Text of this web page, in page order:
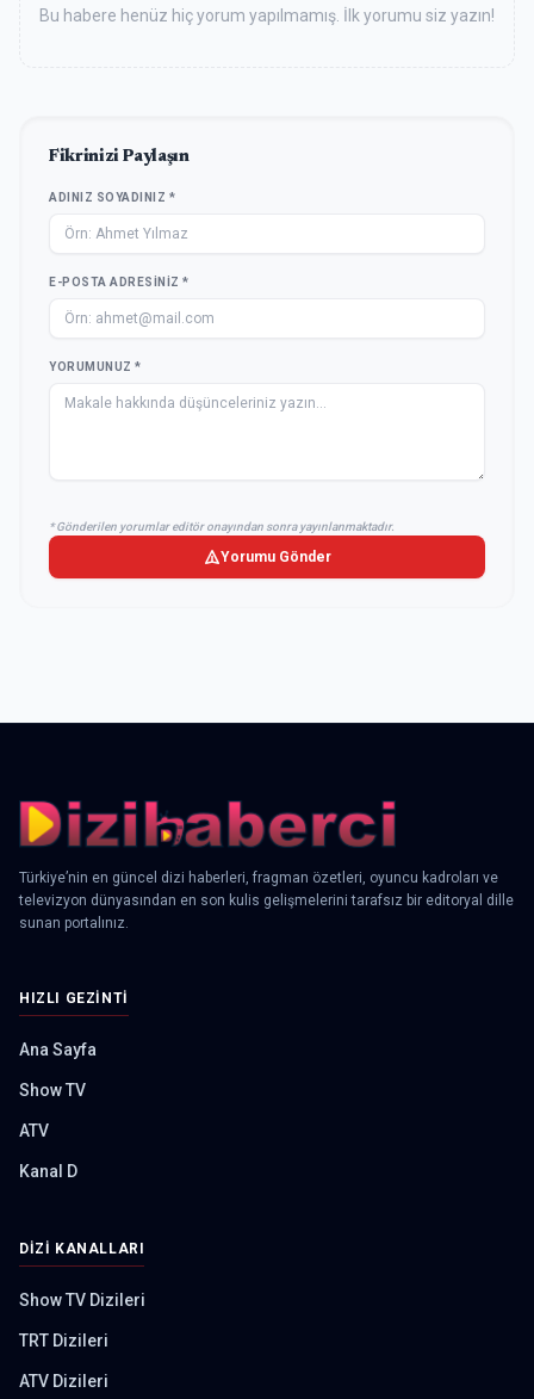
Bu habere henüz hiç yorum yapılmamış. İlk yorumu siz yazın!
Fikrinizi Paylaşın
ADINIZ SOYADINIZ *
E-POSTA ADRESINIZ *
YORUMUNUZ *
* Gönderilen yorumlar editör onayından sonra yayınlanmaktadır.
Yorumu Gönder
Türkiye’nin en güncel dizi haberleri, fragman özetleri, oyuncu kadroları ve
televizyon dünyasından en son kulis gelişmelerini tarafsız bir editoryal dille
sunan portalınız.
HIZLI GEZINTI
Ana Sayfa
Show TV
ATV
Kanal D
DIZI KANALLARI
Show TV Dizileri
TRT Dizileri
ATV Dizileri